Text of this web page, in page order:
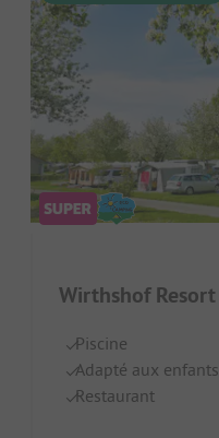
Wirthshof Resort
Piscine
Adapté aux enfants
Restaurant